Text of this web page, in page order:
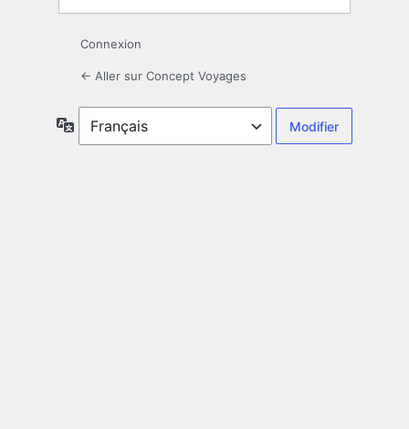
Connexion
← Aller sur Concept Voyages
Langue